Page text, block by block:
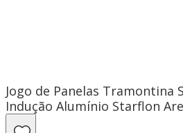
Jogo de Panelas Tramontina
Indução Alumínio Starflon